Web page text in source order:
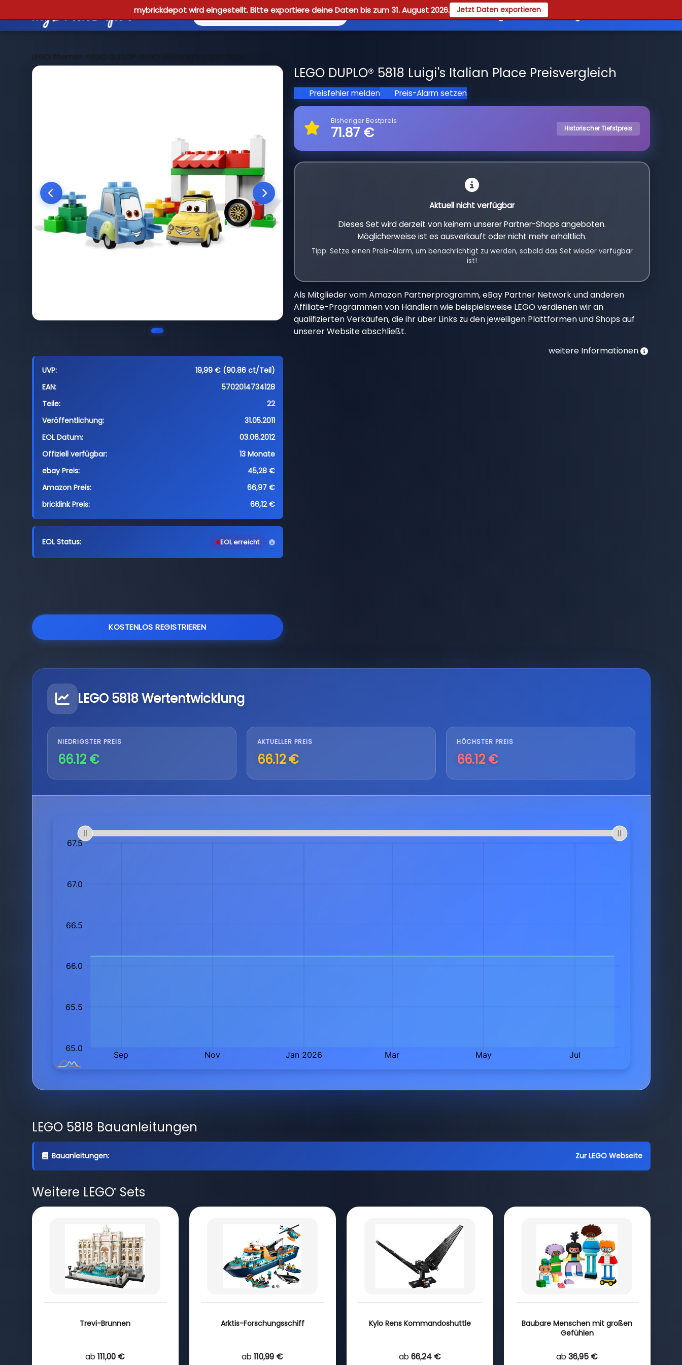
mybrickdepot wird eingestellt. Bitte exportiere deine Daten bis zum 31. August 2026. Jetzt Daten exportieren
Reviews Guides Registrieren
LEGO Themen >LEGO DUPLO® >LEGO 5818 Luigi's Italian Place
UVP:
19,99 € (90.86 ct/Teil)
EAN:
5702014734128
Teile:
22
Veröffentlichung:
31.05.2011
EOL Datum:
03.06.2012
Offiziell verfügbar:
13 Monate
ebay Preis:
45,28 €
Amazon Preis:
66,97 €
bricklink Preis:
66,12 €
EOL Status: EOL erreicht
KOSTENLOS REGISTRIEREN
LEGO DUPLO® 5818 Luigi's Italian Place Preisvergleich
Preisfehler melden Preis-Alarm setzen
Bisheriger Bestpreis
71.87 € Historischer Tiefstpreis
Aktuell nicht verfügbar
Dieses Set wird derzeit von keinem unserer Partner-Shops angeboten.
Möglicherweise ist es ausverkauft oder nicht mehr erhältlich.
Tipp: Setze einen Preis-Alarm, um benachrichtigt zu werden, sobald das Set wieder verfügbar
ist!
Als Mitglieder vom Amazon Partnerprogramm, eBay Partner Network und anderen
Affiliate-Programmen von Händlern wie beispielsweise LEGO verdienen wir an
qualifizierten Verkäufen, die ihr über Links zu den jeweiligen Plattformen und Shops auf
unserer Website abschließt.
weitere Informationen
LEGO 5818 Wertentwicklung
NIEDRIGSTER PREIS
66.12 €
AKTUELLER PREIS
66.12 €
HÖCHSTER PREIS
66.12 €
LEGO 5818 Bauanleitungen
Bauanleitungen: Zur LEGO Webseite
Weitere LEGO®Sets
Trevi-Brunnen
ab 111,00 €
Arktis-Forschungsschiff
ab 110,99 €
Kylo Rens Kommandoshuttle
ab 66,24 €
Baubare Menschen mit großen
Gefühlen
ab 36,95 €